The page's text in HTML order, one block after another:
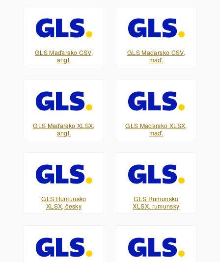
GLS Maďarsko CSV,
angl.
GLS Maďarsko CSV,
maď.
GLS Maďarsko XLSX,
angl.
GLS Maďarsko XLSX,
maď.
GLS Rumunsko
XLSX, česky
GLS Rumunsko
XLSX, rumunsky